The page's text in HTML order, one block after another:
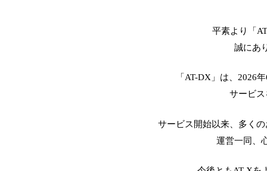
平素より「
誠にあ
「AT-DX」は、2026
サービ
サービス開始以来、多く
運営一同、